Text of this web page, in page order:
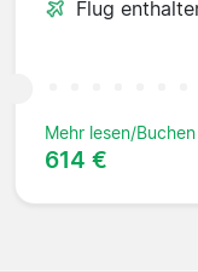
Flug
Mehr lesen/Buchen
614 €